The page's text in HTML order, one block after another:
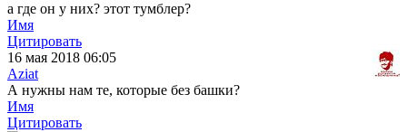
а где он у них? этот тумблер?
Имя
Цитировать
16 мая 2018 06:05
Aziat
А нужны нам те, которые без башки?
Имя
Цитировать